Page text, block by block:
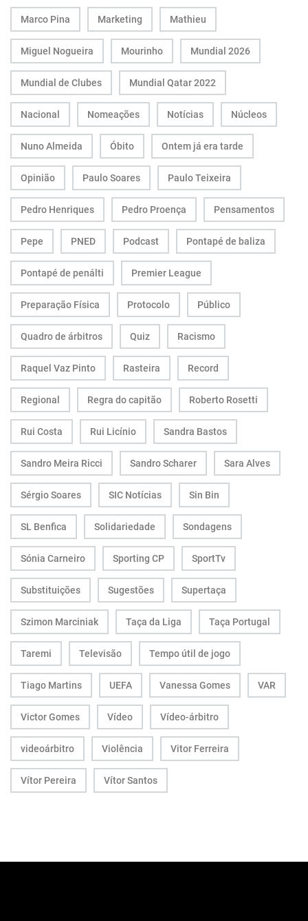
Marco Pina Marketing Mathieu
Miguel Nogueira Mourinho Mundial 2026
Mundial de Clubes Mundial Qatar 2022
Nacional Nomeações Notícias Núcleos
Nuno Almeida Óbito Ontem já era tarde
Opinião Paulo Soares Paulo Teixeira
Pedro Henriques Pedro Proença Pensamentos
Pepe PNED Podcast Pontapé de baliza
Pontapé de penálti Premier League
Preparação Física Protocolo Público
Quadro de árbitros Quiz Racismo
Raquel Vaz Pinto Rasteira Record
Regional Regra do capitão Roberto Rosetti
Rui Costa Rui Licínio Sandra Bastos
Sandro Meira Ricci Sandro Scharer Sara Alves
Sérgio Soares SIC Notícias Sin Bin
SL Benfica Solidariedade Sondagens
Sónia Carneiro Sporting CP SportTv
Substituições Sugestões Supertaça
Szimon Marciniak Taça da Liga Taça Portugal
Taremi Televisão Tempo útil de jogo
Tiago Martins UEFA Vanessa Gomes VAR
Victor Gomes Vídeo Vídeo-árbitro
videoárbitro Violência Vitor Ferreira
Vítor Pereira Vítor Santos